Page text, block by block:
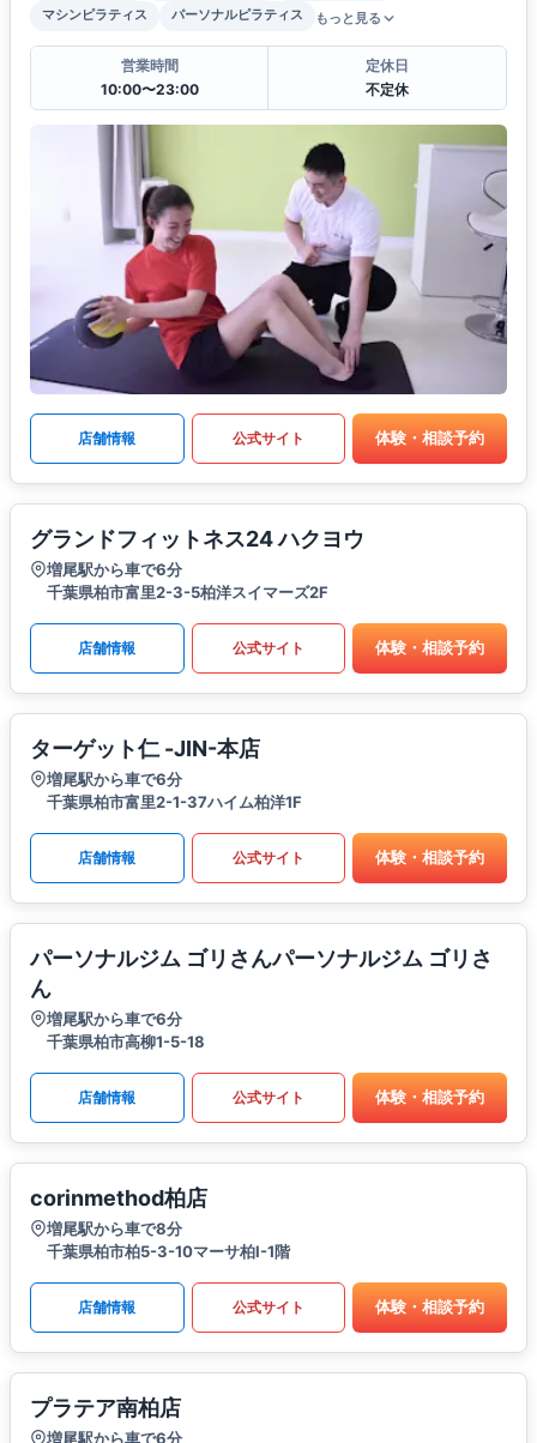
マシンピラティス
パーソナルピラティス もっと見る
営業時間
10:00〜23:00
定休日
不定休
店舗情報 公式サイト 体験・相談予約
グランドフィットネス24 ハクヨウ
増尾駅から車で6分
千葉県柏市富里2-3-5柏洋スイマーズ2F
店舗情報 公式サイト 体験・相談予約
ターゲット仁 -JIN-本店
増尾駅から車で6分
千葉県柏市富里2-1-37ハイム柏洋1F
店舗情報 公式サイト 体験・相談予約
パーソナルジム ゴリさんパーソナルジム ゴリさ
ん
増尾駅から車で6分
千葉県柏市高柳1-5-18
店舗情報 公式サイト 体験・相談予約
corinmethod柏店
増尾駅から車で8分
千葉県柏市柏5-3-10マーサ柏I-1階
店舗情報 公式サイト 体験・相談予約
プラテア南柏店
増尾駅から車で6分